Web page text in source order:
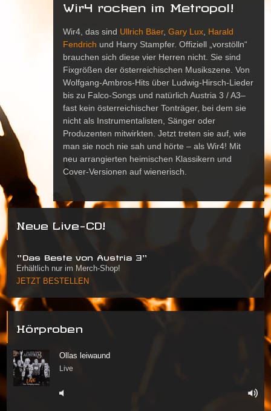
Wir4 rocken im Metropol!
Wir4, das sind Ullrich Bäer, Gary Lux Harald
Fendrich und Harry Stampfer. Offiziell „vorstölln“
brauchen sich diese vier Herren nicht. Sie sind
Fixgrößen der österreichischen Musikszene. Von
Wolfgang-Ambros-Hits über Ludwig-Hirsch-Lieder
bis zu Falco-Songs und natürlich Austria 3 / A3–
fast kein österreichischer Tonträger, bei dem sie
nicht als Instrumentalisten, Sänger oder
Produzenten mitwirkten. Jetzt treten sie auf, wie
man sie noch nie sah und hörte – als Wir4! Mit
neu arrangierten heimischen Klassikern und
Cover-Versionen auf wienerisch.
Neue Live-CD!
"Das Beste von Austria 3"
Erhältlich nur im Merch-Shop!
JETZT BESTELLEN
Hörproben
Ollas leiwaund
Live